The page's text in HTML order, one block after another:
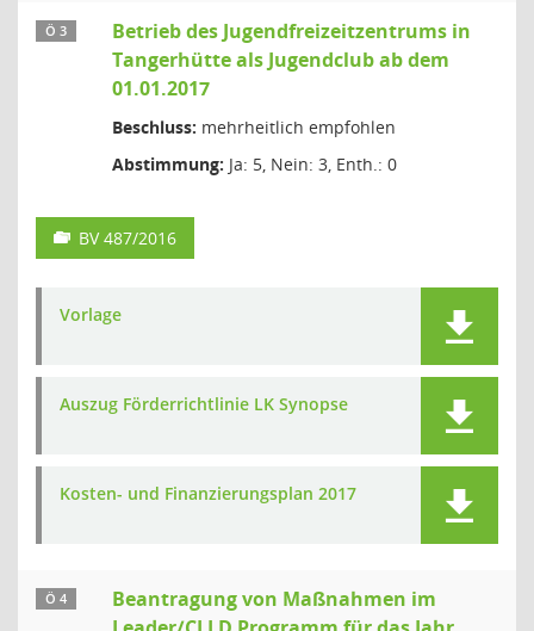
Ö 3
Betrieb des Jugendfreizeitzentrums in
Tangerhütte als Jugendclub ab dem
01.01.2017
Beschluss: mehrheitlich empfohlen
Abstimmung: Ja: 5, Nein: 3, Enth.: 0
BV 487/2016
Vorlage
Auszug Förderrichtlinie LK Synopse
Kosten- und Finanzierungsplan 2017
Ö 4
Beantragung von Maßnahmen im